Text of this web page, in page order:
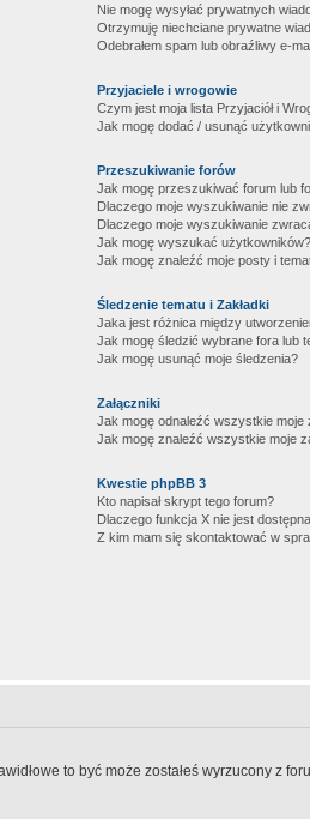
Nie mogę wysyłać prywatnych
Otrzymuję niechciane prywatne
Odebrałem spam lub obraźliwy e-
Przyjaciele i wrogowie
Czym jest moja lista Przyjaciół i
Jak mogę dodać / usunąć
Przeszukiwanie forów
Jak mogę przeszukiwać forum lub
Dlaczego moje wyszukiwanie nie
Dlaczego moje wyszukiwanie
Jak mogę wyszukać użytkowników?
Jak mogę znaleźć moje posty i
Śledzenie tematu i Zakładki
Jaka jest różnica między
Jak mogę śledzić wybrane fora lub
Jak mogę usunąć moje śledzenia?
Załączniki
Jak mogę odnaleźć wszystkie moje
Jak mogę znaleźć wszystkie moje
Kwestie phpBB 3
Kto napisał skrypt tego forum?
Dlaczego funkcja X nie jest
Z kim mam się skontaktować w
to być może zostałeś wyrzucony z